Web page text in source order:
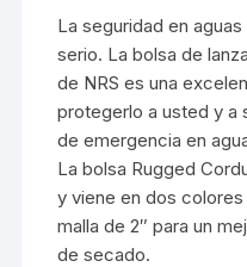
La seguridad en
serio. La bolsa de
de NRS es una
protegerlo a usted y a
de emergencia en
La bolsa Rugged
y viene en dos
malla de 2″ para un
de secado.